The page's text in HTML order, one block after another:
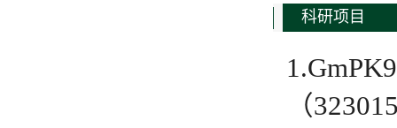
科研项目
（